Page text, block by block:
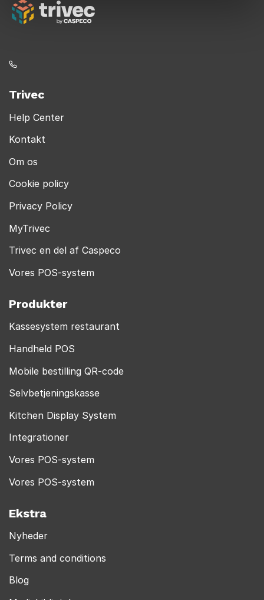
Trivec
Help Center
Kontakt
Om os
Cookie policy
Privacy Policy
MyTrivec
Trivec en del af Caspeco
Vores POS-system
Produkter
Kassesystem restaurant
Handheld POS
Mobile bestilling QR-code
Selvbetjeningskasse
Kitchen Display System
Integrationer
Vores POS-system
Vores POS-system
Ekstra
Nyheder
Terms and conditions
Blog